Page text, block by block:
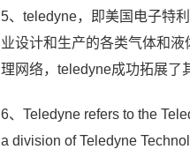
5、teledyne，即美国电子特
业设计和生产的各类气体和
理网络，teledyne成功拓展了
6、Teledyne refers to the
a division of Teledyne